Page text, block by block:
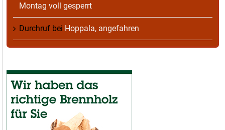
Montag voll gesperrt
Durchruf bei Hoppala, angefahren